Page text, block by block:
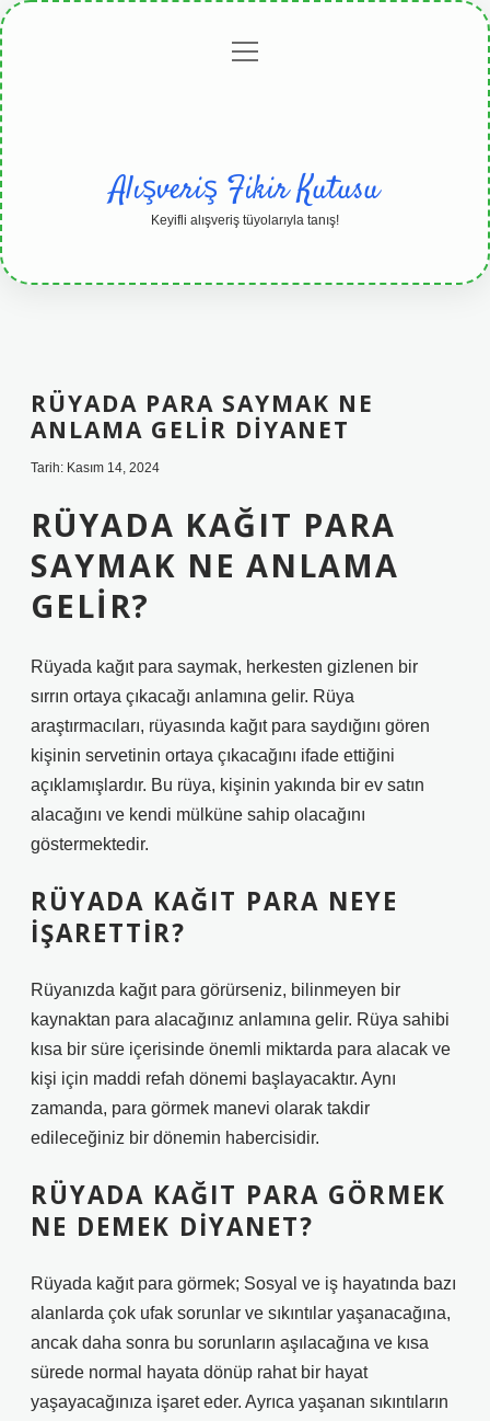
Gizlilikmenüyü
Alışveriş Fikir Kutusu
Keyifli alışveriş tüyolarıyla tanış!
RÜYADA PARA SAYMAK NE
ANLAMA GELIR DIYANET
Tarih: Kasım 14, 2024
RÜYADA KAĞIT PARA
SAYMAK NE ANLAMA
GELIR?
Rüyada kağıt para saymak, herkesten gizlenen bir
sırrın ortaya çıkacağı anlamına gelir. Rüya
araştırmacıları, rüyasında kağıt para saydığını gören
kişinin servetinin ortaya çıkacağını ifade ettiğini
açıklamışlardır. Bu rüya, kişinin yakında bir ev satın
alacağını ve kendi mülküne sahip olacağını
göstermektedir.
RÜYADA KAĞIT PARA NEYE
IŞARETTIR?
Rüyanızda kağıt para görürseniz, bilinmeyen bir
kaynaktan para alacağınız anlamına gelir. Rüya sahibi
kısa bir süre içerisinde önemli miktarda para alacak ve
kişi için maddi refah dönemi başlayacaktır. Aynı
zamanda, para görmek manevi olarak takdir
edileceğiniz bir dönemin habercisidir.
RÜYADA KAĞIT PARA GÖRMEK
NE DEMEK DIYANET?
Rüyada kağıt para görmek; Sosyal ve iş hayatında bazı
alanlarda çok ufak sorunlar ve sıkıntılar yaşanacağına,
ancak daha sonra bu sorunların aşılacağına ve kısa
sürede normal hayata dönüp rahat bir hayat
yaşayacağınıza işaret eder. Ayrıca yaşanan sıkıntıların